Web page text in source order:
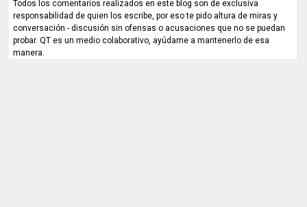
Todos los comentarios realizados en este blog son de exclusiva
responsabilidad de quien los escribe, por eso te pido altura de miras y
conversación - discusión sin ofensas o acusaciones que no se puedan
probar. QT es un medio colaborativo, ayúdame a mantenerlo de esa
manera.